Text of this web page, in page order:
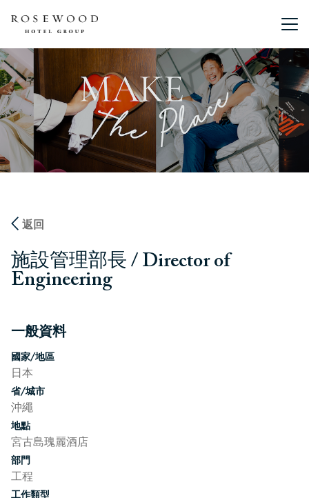
主選單
返回
施設管理部長 / Director of
Engineering
一般資料
按空格鍵或輸入鍵切換部分顯示
國家/地區
日本
省/城市
沖繩
地點
宮古島瑰麗酒店
部門
工程
工作類型